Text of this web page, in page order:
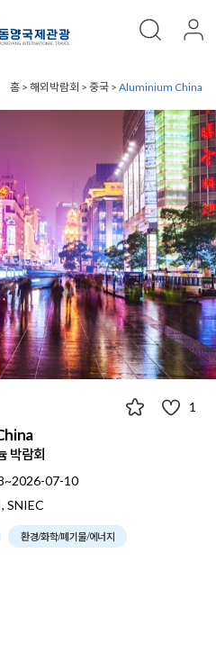
홈 > 해외박람회 > 중국 > Aluminium China
1
박람회
07-10
SNIEC
환경/화학/폐기물/에너지